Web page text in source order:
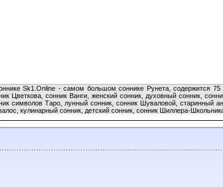
Sk1.Online - самом большом соннике Рунета, содержится 75
Цветкова, сонник Ванги, женский сонник, духовный сонник,
символов Таро, лунный сонник, сонник Шуваловой, старинный
кулинарный сонник, детский сонник, сонник Шиллера-